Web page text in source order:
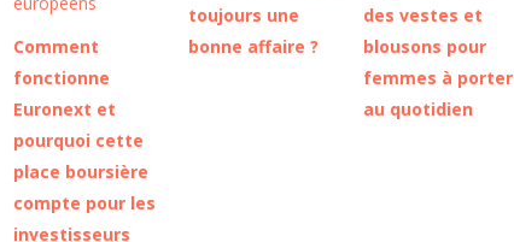
Comment
fonctionne
Euronext et
pourquoi cette
place boursière
compte pour les
investisseurs
toujours une
bonne affaire ?
des vestes et
blousons pour
femmes à porter
au quotidien